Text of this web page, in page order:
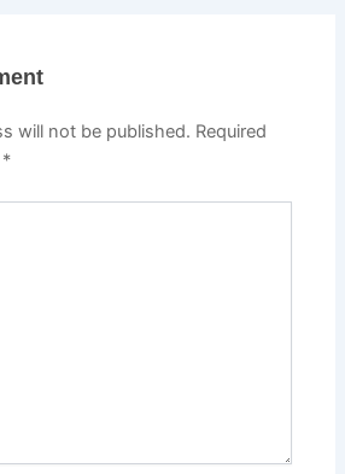
will not be published. Required
*